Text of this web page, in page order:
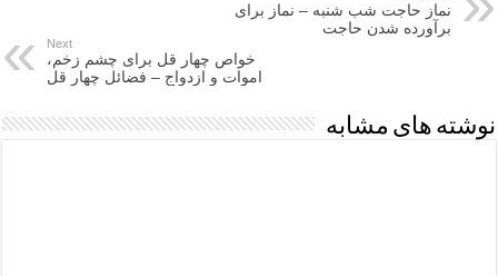
نماز حاجت شب شنبه – نماز برای
برآورده شدن حاجت
Next
خواص چهار قل برای چشم زخم،
اموات و ازدواج – فضائل چهار قل
نوشته های مشابه